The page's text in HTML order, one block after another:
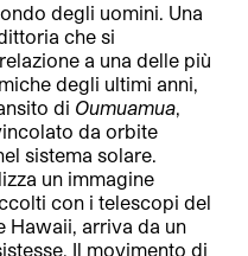
degli uomini. Una
che si
a una delle più
degli ultimi anni,
di Oumuamua,
da orbite
sistema solare.
un immagine
con i telescopi del
Hawaii, arriva da un
Il movimento di